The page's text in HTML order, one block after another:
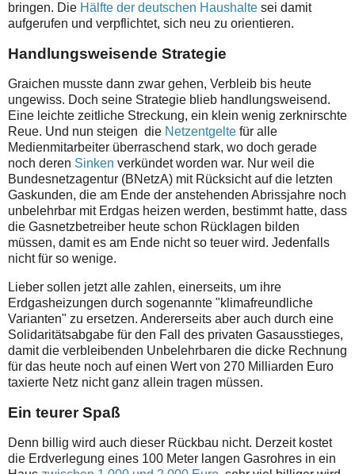
bringen. Die Hälfte der deutschen Haushalte sei damit
aufgerufen und verpflichtet, sich neu zu orientieren.
Handlungsweisende Strategie
Graichen musste dann zwar gehen, Verbleib bis heute
ungewiss. Doch seine Strategie blieb handlungsweisend.
Eine leichte zeitliche Streckung, ein klein wenig zerknirschte
Reue. Und nun steigen die Netzentgelte für alle
Medienmitarbeiter überraschend stark, wo doch gerade
noch deren Sinken verkündet worden war. Nur weil die
Bundesnetzagentur (BNetzA) mit Rücksicht auf die letzten
Gaskunden, die am Ende der anstehenden Abrissjahre noch
unbelehrbar mit Erdgas heizen werden, bestimmt hatte, dass
die Gasnetzbetreiber heute schon Rücklagen bilden
müssen, damit es am Ende nicht so teuer wird. Jedenfalls
nicht für so wenige.
Lieber sollen jetzt alle zahlen, einerseits, um ihre
Erdgasheizungen durch sogenannte "klimafreundliche
Varianten" zu ersetzen. Andererseits aber auch durch eine
Solidaritätsabgabe für den Fall des privaten Gasausstieges,
damit die verbleibenden Unbelehrbaren die dicke Rechnung
für das heute noch auf einen Wert von 270 Milliarden Euro
taxierte Netz nicht ganz allein tragen müssen.
Ein teurer Spaß
Denn billig wird auch dieser Rückbau nicht. Derzeit kostet
die Erdverlegung eines 100 Meter langen Gasrohres in ein